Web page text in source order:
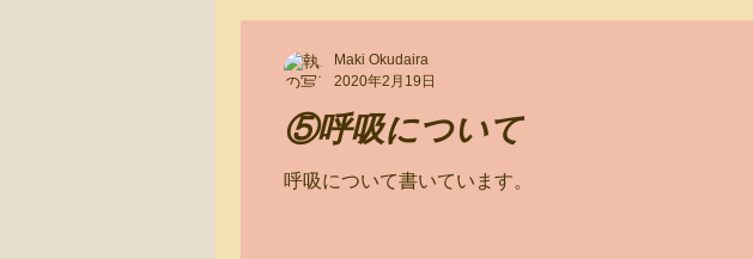
⑤呼吸について
呼吸について書いています。
Maki Okudaira
2020年2月19日